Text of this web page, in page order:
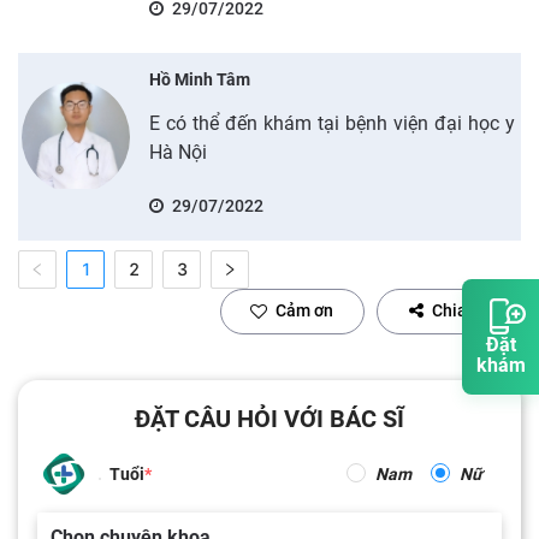
Đặt
khám
29/07/2022
Hồ Minh Tâm
E có thể đến khám tại bệnh viện đại học y
Hà Nội
29/07/2022
1 2 3
Cảm ơn Chia sẻ
ĐẶT CÂU HỎI VỚI BÁC SĨ
Tuổi Nam Nữ